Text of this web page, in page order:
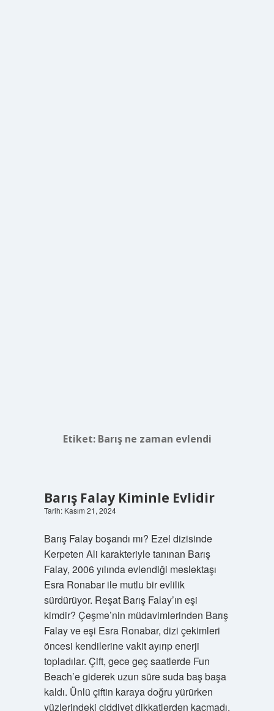
Etiket: Barış ne zaman evlendi
Barış Falay Kiminle Evlidir
Tarih: Kasım 21, 2024
Barış Falay boşandı mı? Ezel dizisinde
Kerpeten Ali karakteriyle tanınan Barış
Falay, 2006 yılında evlendiği meslektaşı
Esra Ronabar ile mutlu bir evlilik
sürdürüyor. Reşat Barış Falay’ın eşi
kimdir? Çeşme’nin müdavimlerinden Barış
Falay ve eşi Esra Ronabar, dizi çekimleri
öncesi kendilerine vakit ayırıp enerji
topladılar. Çift, gece geç saatlerde Fun
Beach’e giderek uzun süre suda baş başa
kaldı. Ünlü çiftin karaya doğru yürürken
yüzlerindeki ciddiyet dikkatlerden kaçmadı.